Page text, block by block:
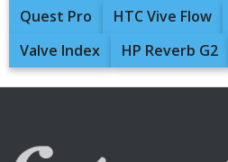
Quest Pro
HTC Vive Flow
Valve Index
HP Reverb G2